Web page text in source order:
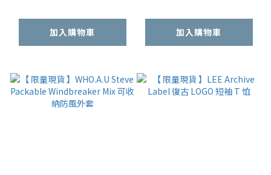
加入購物車 加入購物車